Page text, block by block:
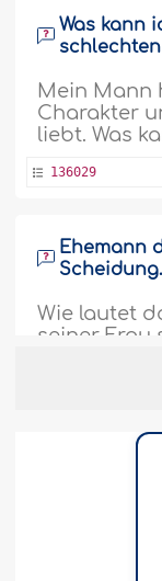
Was kann
Mein Mann
Charakter
liebt. Was
136029
Ehemann
Scheidung.
Wie lautet
seiner Frau
droht und
Tagen ins
dass er